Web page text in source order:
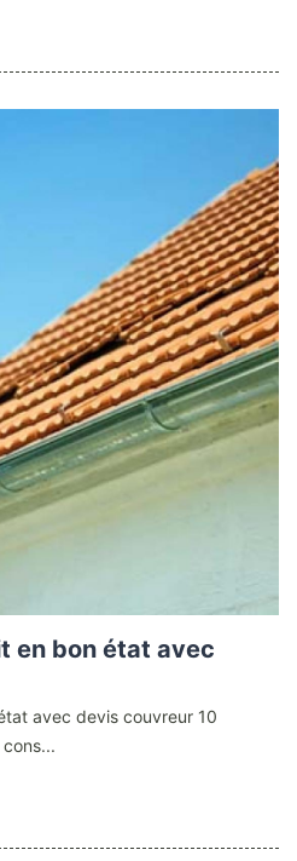
en bon état avec
avec devis couvreur 10